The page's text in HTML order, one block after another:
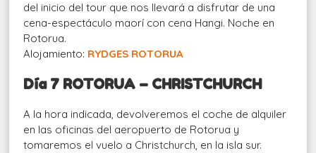
del inicio del tour que nos llevará a disfrutar de una
cena-espectáculo maorí con cena Hangi. Noche en
Rotorua.
Alojamiento: RYDGES ROTORUA
Día 7 ROTORUA – CHRISTCHURCH
A la hora indicada, devolveremos el coche de alquiler
en las oficinas del aeropuerto de Rotorua y
tomaremos el vuelo a Christchurch, en la isla sur.